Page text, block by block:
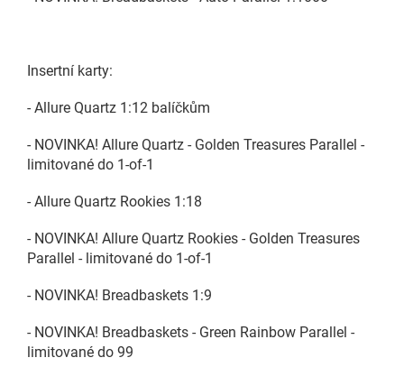
Insertní karty:
- Allure Quartz 1:12 balíčkům
- NOVINKA! Allure Quartz - Golden Treasures Parallel -
limitované do 1-of-1
- Allure Quartz Rookies 1:18
- NOVINKA! Allure Quartz Rookies - Golden Treasures
Parallel - limitované do 1-of-1
- NOVINKA! Breadbaskets 1:9
- NOVINKA! Breadbaskets - Green Rainbow Parallel -
limitované do 99